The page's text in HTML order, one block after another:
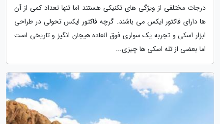
درجات مختلفی از ویژگی های تکنیکی هستند اما تنها تعداد کمی از آن
ها دارای فاکتور ایکس می باشند. گرچه فاکتور ایکس تحولی در طراحی
ابزار اسکی و تجربه یک سواری فوق العاده هیجان انگیز و تاریخی است
اما بعضی از تله اسکی ها چیزی...